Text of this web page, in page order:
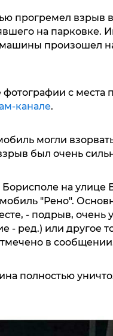
прогремел взрыв
на
произошел
с места
канале.
могли
был очень
на улице
"Рено".
- подрыв, очень
- ред.) или другое
в
полностью